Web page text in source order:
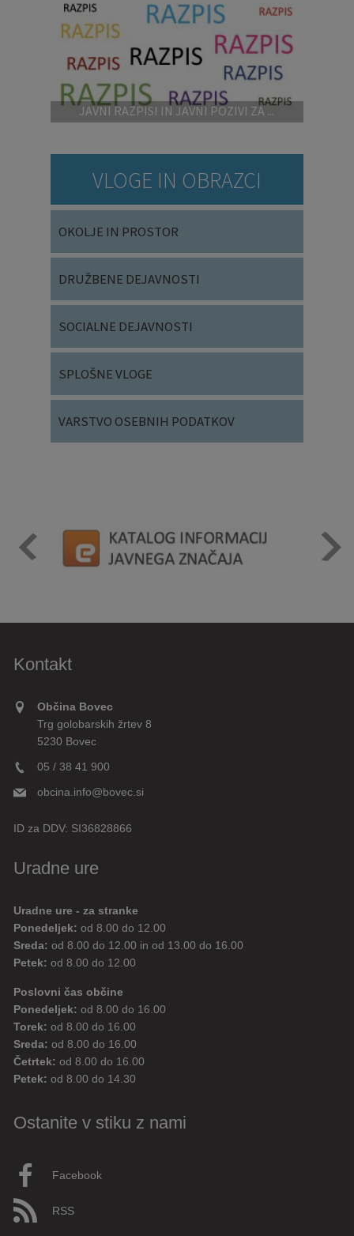
JAVNI RAZPISI IN JAVNI POZIVI ZA ...
VLOGE IN OBRAZCI
OKOLJE IN PROSTOR
DRUŽBENE DEJAVNOSTI
SOCIALNE DEJAVNOSTI
SPLOŠNE VLOGE
VARSTVO OSEBNIH PODATKOV
Kontakt
Občina Bovec
Trg golobarskih žrtev 8
5230 Bovec
05 / 38 41 900
obcina.info@bovec.si
ID za DDV: SI36828866
Uradne ure
Uradne ure - za stranke
Ponedeljek: od 8.00 do 12.00
Sreda: od 8.00 do 12.00 in od 13.00 do 16.00
Petek: od 8.00 do 12.00
Poslovni čas občine
Ponedeljek: od 8.00 do 16.00
Torek: od 8.00 do 16.00
Sreda: od 8.00 do 16.00
Četrtek: od 8.00 do 16.00
Petek: od 8.00 do 14.30
Ostanite v stiku z nami
Facebook
RSS